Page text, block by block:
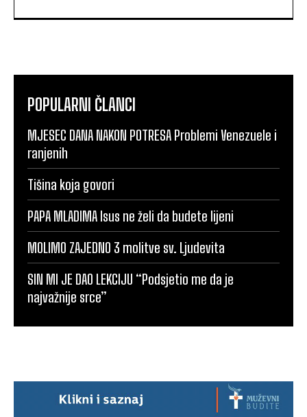
POPULARNI ČLANCI
MJESEC DANA NAKON POTRESA Problemi Venezuele i
ranjenih
Tišina koja govori
PAPA MLADIMA Isus ne želi da budete lijeni
MOLIMO ZAJEDNO 3 molitve sv. Ljudevita
SIN MI JE DAO LEKCIJU “Podsjetio me da je
najvažnije srce”